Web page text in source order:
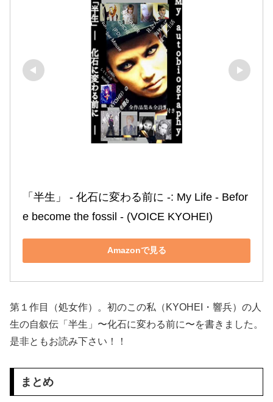
「半生」 ‐ 化石に変わる前に ‐: My Life ‐ Befor
e become the fossil ‐ (VOICE KYOHEI)
Amazonで見る
第１作目（処女作）。初のこの私（KYOHEI・響兵）の人
生の自叙伝「半生」〜化石に変わる前に〜を書きました。
是非ともお読み下さい！！
まとめ